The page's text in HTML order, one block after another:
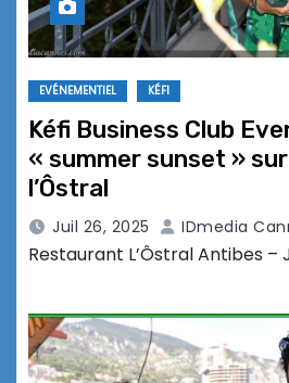
EVÉNEMENTIEL KÉFI
Kéfi Business Club
« summer sunset »
l’Ôstral
Juil 26, 2025 IDmedia
Restaurant L’Ôstral Antibes –